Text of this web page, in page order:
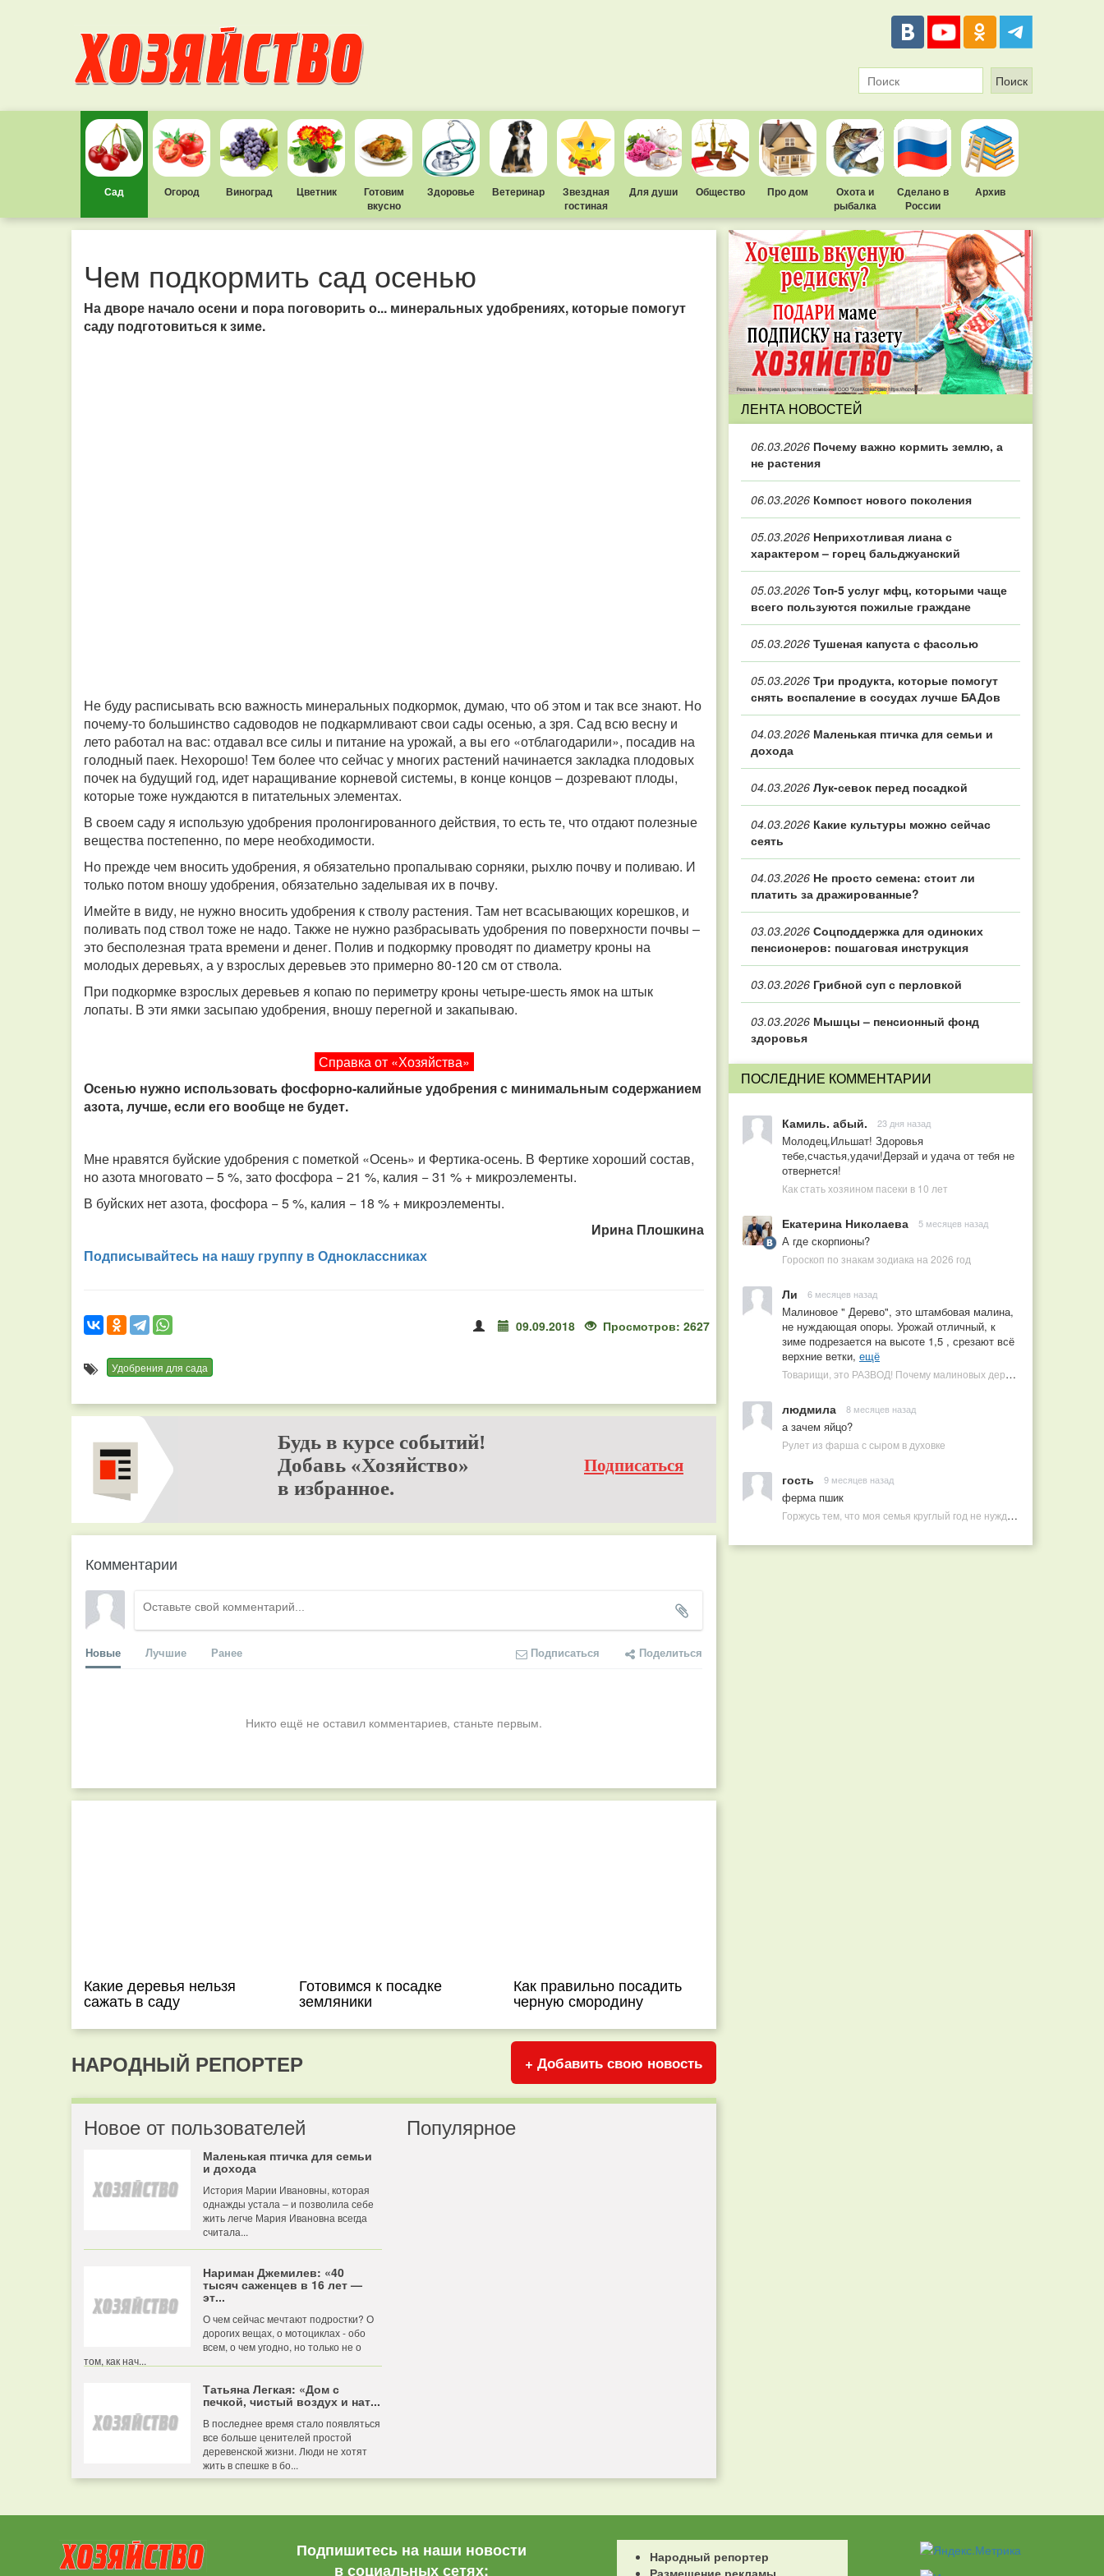
Сад Огород Виноград Цветник
Готовим
вкусно
Здоровье Ветеринар
Звездная
гостиная
Для души Общество Про дом
Охота и
рыбалка
Сделано в
России
Архив
Чем подкормить сад осенью
На дворе начало осени и пора поговорить о... минеральных удобрениях, которые помогут
саду подготовиться к зиме.
Не буду расписывать всю важность минеральных подкормок, думаю, что об этом и так все знают. Но
почему-то большинство садоводов не подкармливают свои сады осенью, а зря. Сад всю весну и
лето работал на вас: отдавал все силы и питание на урожай, а вы его «отблагодарили», посадив на
голодный паек. Нехорошо! Тем более что сейчас у многих растений начинается закладка плодовых
почек на будущий год, идет наращивание корневой системы, в конце концов – дозревают плоды,
которые тоже нуждаются в питательных элементах.
В своем саду я использую удобрения пролонгированного действия, то есть те, что отдают полезные
вещества постепенно, по мере необходимости.
Но прежде чем вносить удобрения, я обязательно пропалываю сорняки, рыхлю почву и поливаю. И
только потом вношу удобрения, обязательно заделывая их в почву.
Имейте в виду, не нужно вносить удобрения к стволу растения. Там нет всасывающих корешков, и
поливать под ствол тоже не надо. Также не нужно разбрасывать удобрения по поверхности почвы –
это бесполезная трата времени и денег. Полив и подкормку проводят по диаметру кроны на
молодых деревьях, а у взрослых деревьев это примерно 80-120 см от ствола.
При подкормке взрослых деревьев я копаю по периметру кроны четыре-шесть ямок на штык
лопаты. В эти ямки засыпаю удобрения, вношу перегной и закапываю.
Справка от «Хозяйства»
Осенью нужно использовать фосфорно-калийные удобрения с минимальным содержанием
азота, лучше, если его вообще не будет.
Мне нравятся буйские удобрения с пометкой «Осень» и Фертика-осень. В Фертике хороший состав,
но азота многовато – 5 %, зато фосфора − 21 %, калия − 31 % + микроэлементы.
В буйских нет азота, фосфора − 5 %, калия − 18 % + микроэлементы.
Ирина Плошкина
Подписывайтесь на нашу группу в Одноклассниках
09.09.2018 Просмотров: 2627
Удобрения для сада
Будь в курсе событий!
Добавь «Хозяйство»
в избранное.
Подписаться
Комментарии
Новые Лучшие Ранее Подписаться Поделиться
Никто ещё не оставил комментариев, станьте первым.
Какие деревья нельзя
сажать в саду
Готовимся к посадке
земляники
Как правильно посадить
черную смородину
НАРОДНЫЙ РЕПОРТЕР + Добавить свою новость
Новое от пользователей
Маленькая птичка для семьи
и дохода
История Марии Ивановны, которая
однажды устала – и позволила себе
жить легче Мария Ивановна всегда
считала...
Нариман Джемилев: «40
тысяч саженцев в 16 лет —
эт...
О чем сейчас мечтают подростки? О
дорогих вещах, о мотоциклах - обо
всем, о чем угодно, но только не о
том, как нач...
Татьяна Легкая: «Дом с
печкой, чистый воздух и нат...
В последнее время стало появляться
все больше ценителей простой
деревенской жизни. Люди не хотят
жить в спешке в бо...
Популярное
ЛЕНТА НОВОСТЕЙ
06.03.2026 Почему важно кормить землю, а
не растения
06.03.2026 Компост нового поколения
05.03.2026 Неприхотливая лиана с
характером – горец бальджуанский
05.03.2026 Топ‑5 услуг мфц, которыми чаще
всего пользуются пожилые граждане
05.03.2026 Тушеная капуста с фасолью
05.03.2026 Три продукта, которые помогут
снять воспаление в сосудах лучше БАДов
04.03.2026 Маленькая птичка для семьи и
дохода
04.03.2026 Лук-севок перед посадкой
04.03.2026 Какие культуры можно сейчас
сеять
04.03.2026 Не просто семена: стоит ли
платить за дражированные?
03.03.2026 Соцподдержка для одиноких
пенсионеров: пошаговая инструкция
03.03.2026 Грибной суп с перловкой
03.03.2026 Мышцы – пенсионный фонд
здоровья
ПОСЛЕДНИЕ КОММЕНТАРИИ
Камиль. абый. 23 дня назад
Молодец,Ильшат! Здоровья
тебе,счастья,удачи!Дерзай и удача от тебя не
отвернется!
Как стать хозяином пасеки в 10 лет
Екатерина Николаева 5 месяцев назад
А где скорпионы?
Гороскоп по знакам зодиака на 2026 год
Ли 6 месяцев назад
Малиновое " Дерево", это штамбовая малина,
не нуждающая опоры. Урожай отличный, к
зиме подрезается на высоте 1,5 , срезают всё
верхние ветки, ещё
Товарищи, это РАЗВОД! Почему малиновых деревьев не бывает, или Как ушлые продавцы наживаются на мечтах садоводов
людмила 8 месяцев назад
а зачем яйцо?
Рулет из фарша с сыром в духовке
гость 9 месяцев назад
ферма пшик
Горжусь тем, что моя семья круглый год не нуждается в покупных витаминах
Подпишитесь на наши новости
в социальных сетях:
Народный репортер
Размещение рекламы